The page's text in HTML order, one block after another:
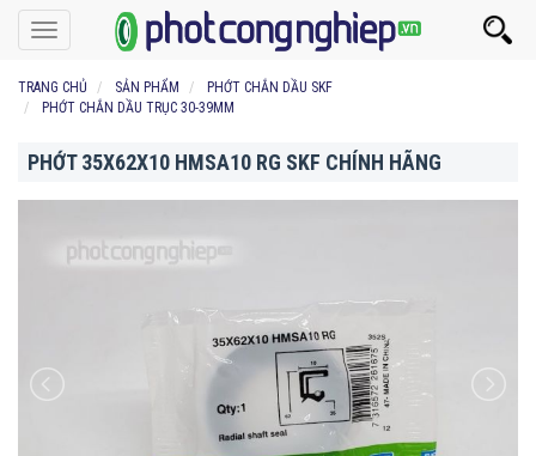
Toggle
navigation
TRANG CHỦ SẢN PHẨM
PHỚT CHẮN DẦU SKF
PHỚT CHẮN DẦU TRỤC 30-39MM
PHỚT 35X62X10 HMSA10 RG SKF CHÍNH HÃNG